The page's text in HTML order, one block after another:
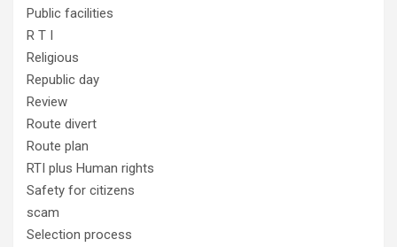
Public facilities
R T I
Religious
Republic day
Review
Route divert
Route plan
RTI plus Human rights
Safety for citizens
scam
Selection process